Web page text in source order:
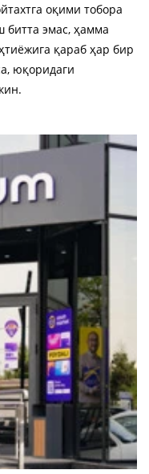
оқими тобора
битта эмас, ҳамма
қараб ҳар бир
юқоридаги